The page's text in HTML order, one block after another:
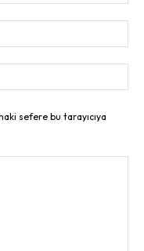
sefere bu tarayıcıya